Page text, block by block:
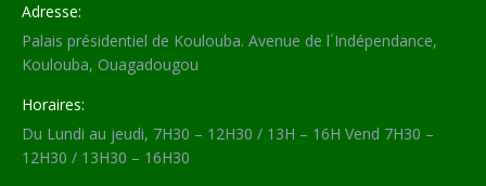
Adresse:
Palais présidentiel de Koulouba. Avenue de l´Indépendance,
Koulouba, Ouagadougou
Horaires:
Du Lundi au jeudi, 7H30 – 12H30 / 13H – 16H Vend 7H30 –
12H30 / 13H30 – 16H30